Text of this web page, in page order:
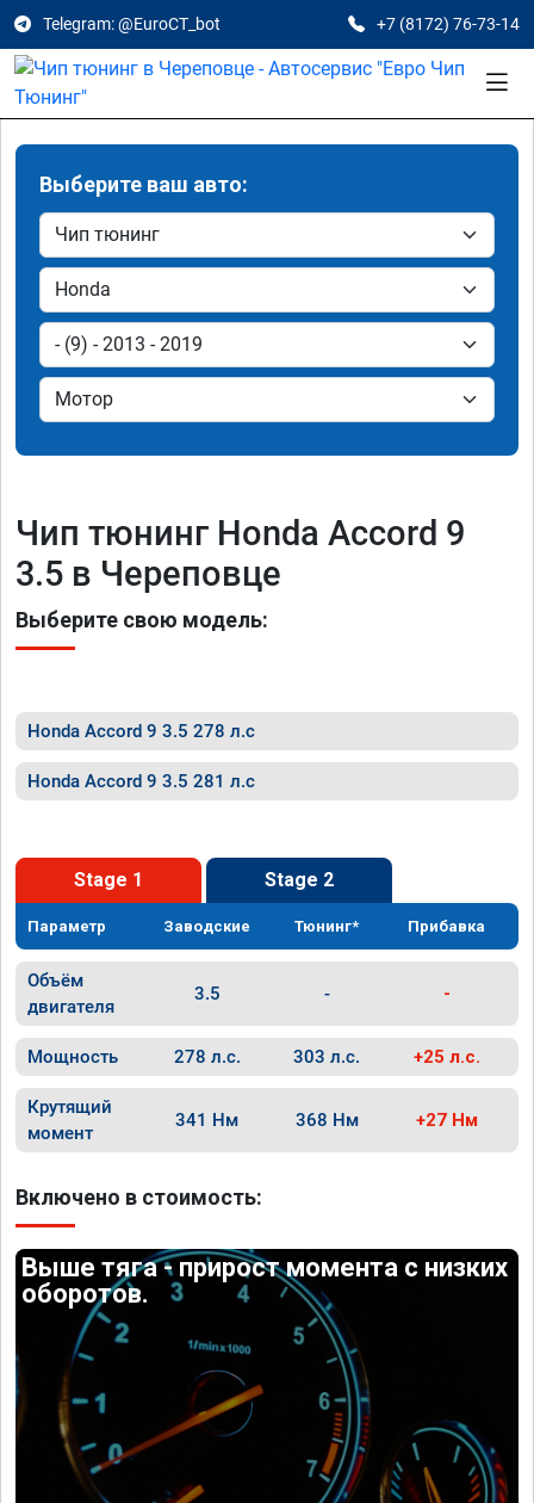
Telegram: @EuroCT_bot +7 (8172) 76-73-14
Выберите ваш авто:
Чип тюнинг Honda Accord 9
3.5 в Череповце
Выберите свою модель:
Honda Accord 9 3.5 278 л.с
Honda Accord 9 3.5 281 л.с
Stage 1 Stage 2
Параметр Заводские Тюнинг* Прибавка
Объём
двигателя
3.5 - -
Мощность 278 л.с. 303 л.с. +25 л.с.
Крутящий
момент
341 Нм 368 Нм +27 Нм
Включено в стоимость:
Выше тяга - прирост момента с низких
оборотов.